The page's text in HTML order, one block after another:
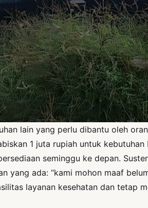
lain yang perlu dibantu oleh
1 juta rupiah untuk
seminggu ke depan.
yang ada: “kami mohon maaf
layanan kesehatan dan